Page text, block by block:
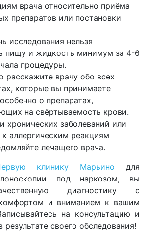
врача относительно приёма
препаратов или постановки
исследования нельзя
пищу и жидкость минимум за 4-6
процедуры.
расскажите врачу обо всех
которые вы принимаете
о препаратах,
на свёртываемость крови.
хронических заболеваний или
к аллергическим реакциям
лечащего врача.
клинику Марьино для
под наркозом, вы
диагностику с
и вниманием к вашим
на консультацию и
результате своего обследования!